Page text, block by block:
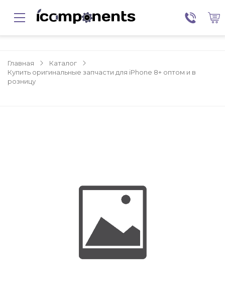
Главная
Каталог
Купить оригинальные запчасти для iPhone 8+ оптом и в
розницу